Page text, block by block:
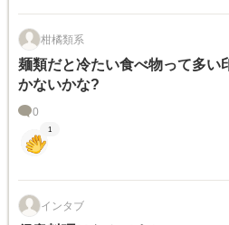
柑橘類系
麺類だと冷たい食べ物って多い
かないかな?
0
1
インタブ